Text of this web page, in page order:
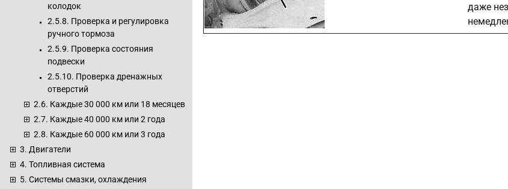
колодок
2.5.8. Проверка и регулировка
ручного тормоза
2.5.9. Проверка состояния
подвески
2.5.10. Проверка дренажных
отверстий
2.6. Каждые 30 000 км или 18 месяцев
2.7. Каждые 40 000 км или 2 года
2.8. Каждые 60 000 км или 3 года
3. Двигатели
4. Топливная система
5. Системы смазки, охлаждения
даже